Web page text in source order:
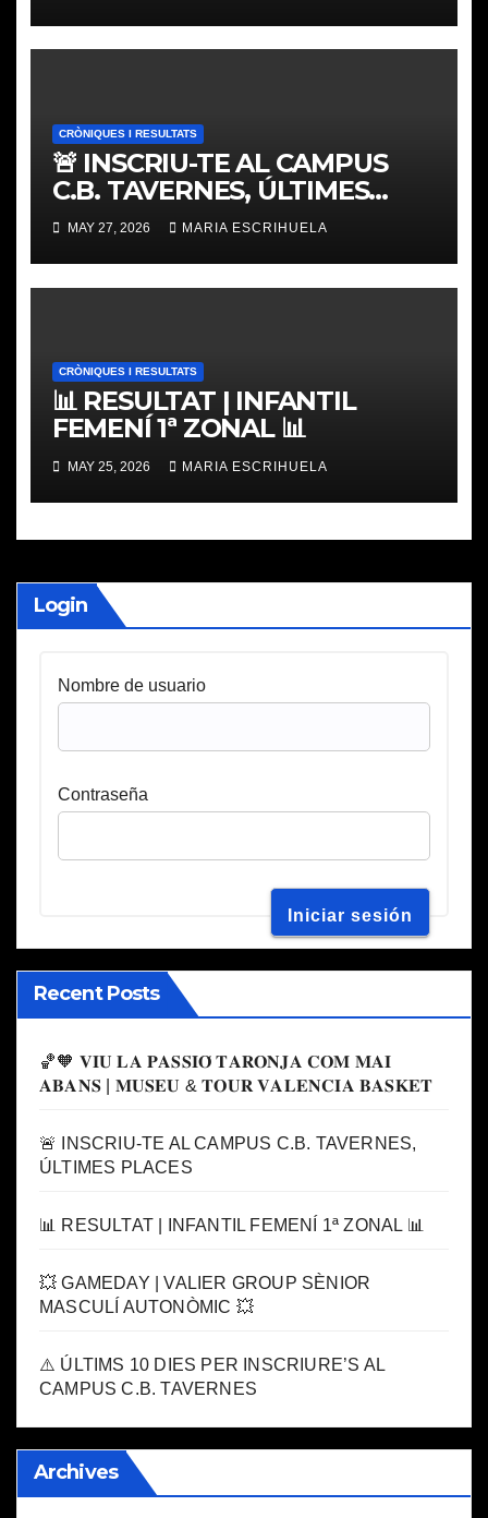
CRÒNIQUES I RESULTATS
🚨 INSCRIU-TE AL CAMPUS
C.B. TAVERNES, ÚLTIMES
PLACES
MAY 27, 2026 MARIA ESCRIHUELA
CRÒNIQUES I RESULTATS
📊 RESULTAT | INFANTIL
FEMENÍ 1ª ZONAL 📊
MAY 25, 2026 MARIA ESCRIHUELA
Login
Nombre de usuario
Contraseña
Recent Posts
🏀🧡 𝐕𝐈𝐔 𝐋𝐀 𝐏𝐀𝐒𝐒𝐈𝐎́ 𝐓𝐀𝐑𝐎𝐍𝐉𝐀 𝐂𝐎𝐌 𝐌𝐀𝐈
𝐀𝐁𝐀𝐍𝐒 | 𝐌𝐔𝐒𝐄𝐔 & 𝐓𝐎𝐔𝐑 𝐕𝐀𝐋𝐄𝐍𝐂𝐈𝐀 𝐁𝐀𝐒𝐊𝐄𝐓
🚨 INSCRIU-TE AL CAMPUS C.B. TAVERNES,
ÚLTIMES PLACES
📊 RESULTAT | INFANTIL FEMENÍ 1ª ZONAL 📊
💥 GAMEDAY | VALIER GROUP SÈNIOR
MASCULÍ AUTONÒMIC 💥
⚠️ ÚLTIMS 10 DIES PER INSCRIURE’S AL
CAMPUS C.B. TAVERNES
Archives